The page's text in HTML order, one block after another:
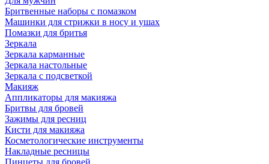
Бритвенные наборы с помазком
Машинки для стрижки в носу и ушах
Помазки для бритья
Зеркала
Зеркала карманные
Зеркала настольные
Зеркала с подсветкой
Макияж
Аппликаторы для макияжа
Бритвы для бровей
Зажимы для ресниц
Кисти для макияжа
Косметологические инструменты
Накладные ресницы
Пинцеты для бровей